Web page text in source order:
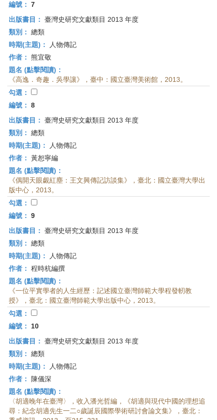
編號： 7
出版書目： 臺灣史研究文獻類目 2013 年度
類別： 總類
時期(主題)：
人物傳記
作者： 熊宜敬
題名 (點擊閱讀)：
《高逸．奇趣．吳學讓》，臺中：國立臺灣美術館，2013。
勾選：
編號： 8
出版書目： 臺灣史研究文獻類目 2013 年度
類別： 總類
時期(主題)：
人物傳記
作者： 黃恕寧編
題名 (點擊閱讀)：
《偶開天眼覷紅塵：王文興傳記訪談集》，臺北：國立臺灣大學出
版中心，2013。
勾選：
編號： 9
出版書目： 臺灣史研究文獻類目 2013 年度
類別： 總類
時期(主題)：
人物傳記
作者： 程時杭編撰
題名 (點擊閱讀)：
《一位平實學者的人生經歷：記述國立臺灣師範大學程發軔教
授》，臺北：國立臺灣師範大學出版中心，2013。
勾選：
編號：
10
出版書目： 臺灣史研究文獻類目 2013 年度
類別： 總類
時期(主題)：
人物傳記
作者：
陳儀深
題名 (點擊閱讀)：
〈胡適晚年在臺灣〉，收入潘光哲編，《胡適與現代中國的理想追
尋：紀念胡適先生一二○歲誕辰國際學術研討會論文集》，臺北：